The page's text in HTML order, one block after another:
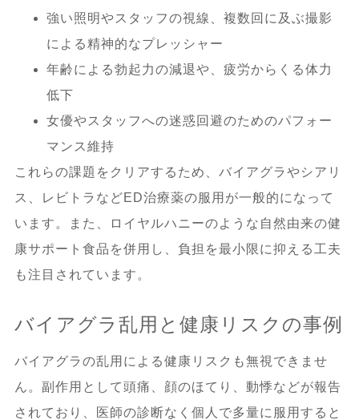
強い照明やスタッフの視線、複数回に及ぶ撮影
による精神的なプレッシャー
年齢による勃起力の減退や、疲労からくる体力
低下
女優やスタッフへの迷惑回避のためのパフォー
マンス維持
これらの課題をクリアするため、バイアグラやシアリ
ス、レビトラなどED治療薬の服用が一般的になって
います。また、ロイヤルハニーのような自然由来の健
康サポート食品を併用し、負担を最小限に抑える工夫
も注目されています。
バイアグラ乱用と健康リスクの事例
バイアグラの乱用による健康リスクも無視できませ
ん。副作用として頭痛、顔のほてり、動悸などが報告
されており、医師の診断なく個人で多量に服用すると